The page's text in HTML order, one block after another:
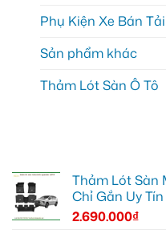
Phụ Kiện Xe Bán Tải
Sản phẩm khác
Thảm Lót Sàn Ô Tô
Thảm Lót Sàn
Chỉ Gắn Uy
2.690.000₫